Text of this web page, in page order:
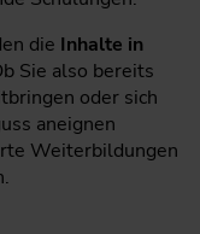
die Inhalte in
Sie also bereits
oder sich
aneignen
Weiterbildungen